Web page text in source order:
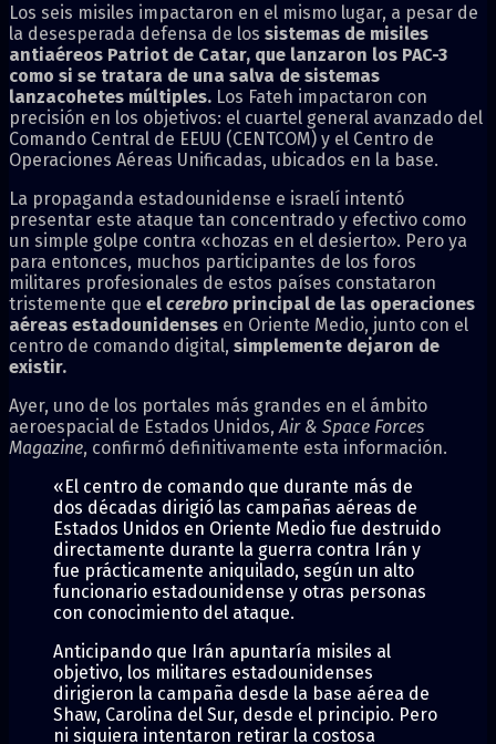
Los seis misiles impactaron en el mismo lugar, a pesar de
la desesperada defensa de los sistemas de misiles
antiaéreos Patriot de Catar, que lanzaron los PAC-3
como si se tratara de una salva de sistemas
lanzacohetes múltiples. Los Fateh impactaron con
precisión en los objetivos: el cuartel general avanzado del
Comando Central de EEUU (CENTCOM) y el Centro de
Operaciones Aéreas Unificadas, ubicados en la base.
La propaganda estadounidense e israelí intentó
presentar este ataque tan concentrado y efectivo como
un simple golpe contra «chozas en el desierto». Pero ya
para entonces, muchos participantes de los foros
militares profesionales de estos países constataron
tristemente que el cerebro principal de las operaciones
aéreas estadounidenses en Oriente Medio, junto con el
centro de comando digital, simplemente dejaron de
existir.
Ayer, uno de los portales más grandes en el ámbito
aeroespacial de Estados Unidos,Air & Space Forces
Magazine, confirmó definitivamente esta información.
«El centro de comando que durante más de
dos décadas dirigió las campañas aéreas de
Estados Unidos en Oriente Medio fue destruido
directamente durante la guerra contra Irán y
fue prácticamente aniquilado, según un alto
funcionario estadounidense y otras personas
con conocimiento del ataque.
Anticipando que Irán apuntaría misiles al
objetivo, los militares estadounidenses
dirigieron la campaña desde la base aérea de
Shaw, Carolina del Sur, desde el principio. Pero
ni siquiera intentaron retirar la costosa